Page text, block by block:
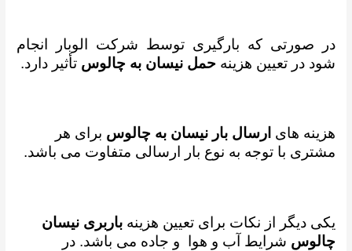
در صورتی که بارگیری توسط شرکت الوبار انجام
شود در تعیین هزینه حمل نیسان به چالوس تأثیر دارد.
هزینه های ارسال بار نیسان به چالوس برای هر
مشتری با توجه به نوع بار ارسالی متفاوت می باشد.
یکی دیگر از نکات برای تعیین هزینهباربری نیسان
چالوس شرایط آب و هوا و جاده می باشد. در